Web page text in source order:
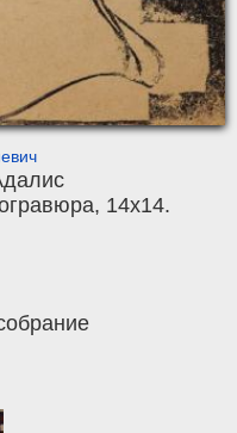
, 14x14.